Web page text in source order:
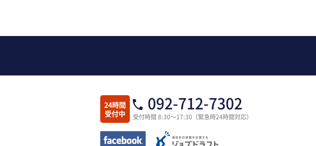
24時間
受付中
092-712-7302
受付時間 8:30～17:30（緊急時24時間対応）